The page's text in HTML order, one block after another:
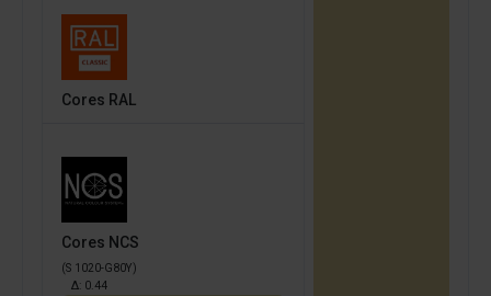
Cores RAL
Cores NCS
(S 1020-G80Y)
Δ: 0.44